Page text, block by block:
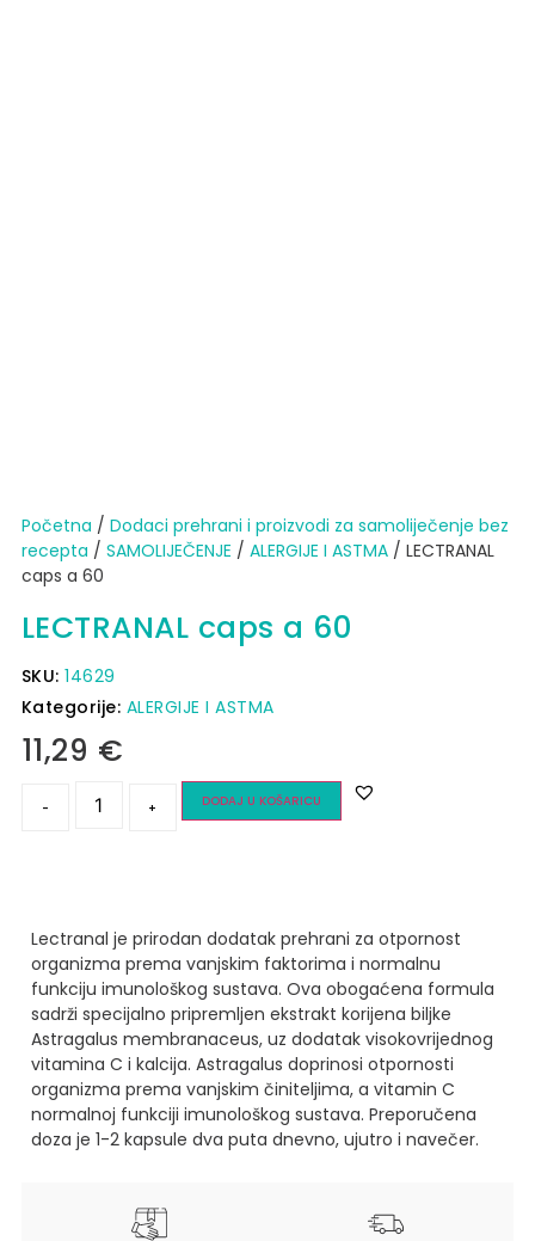
Početna / Dodaci prehrani i proizvodi za samoliječenje bez
recepta / SAMOLIJEČENJE / ALERGIJE I ASTMA/ LECTRANAL
caps a 60
LECTRANAL caps a 60
SKU:14629
Kategorije: ALERGIJE I ASTMA
11,29 €
- + DODAJ U KOŠARICU
Lectranal je prirodan dodatak prehrani za otpornost
organizma prema vanjskim faktorima i normalnu
funkciju imunološkog sustava. Ova obogaćena formula
sadrži specijalno pripremljen ekstrakt korijena biljke
Astragalus membranaceus, uz dodatak visokovrijednog
vitamina C i kalcija. Astragalus doprinosi otpornosti
organizma prema vanjskim činiteljima, a vitamin C
normalnoj funkciji imunološkog sustava. Preporučena
doza je 1-2 kapsule dva puta dnevno, ujutro i navečer.